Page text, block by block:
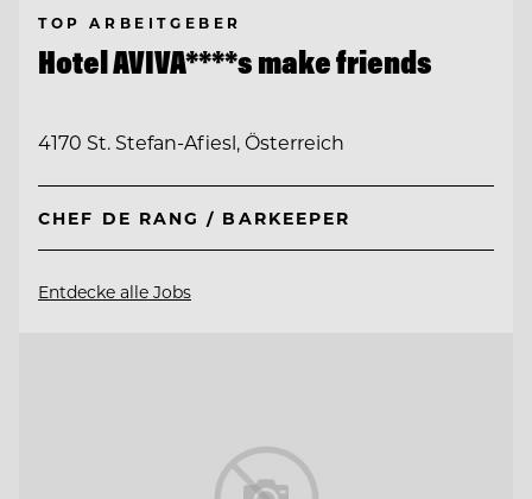
TOP ARBEITGEBER
Hotel AVIVA****s make friends
4170 St. Stefan-Afiesl, Österreich
CHEF DE RANG / BARKEEPER
Entdecke alle Jobs